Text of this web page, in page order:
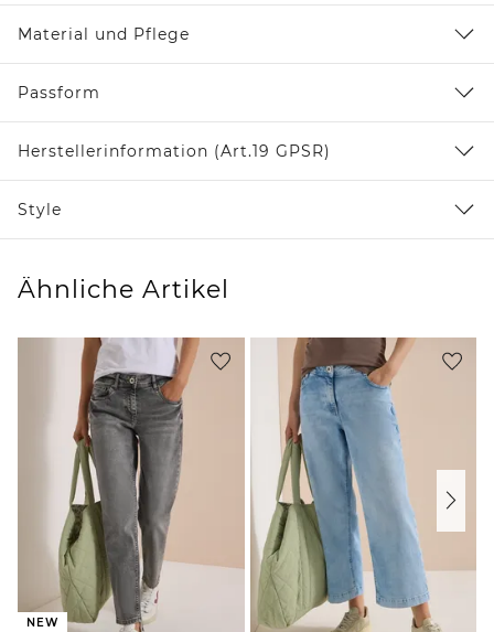
Material und Pflege
Passform
Herstellerinformation (Art.19 GPSR)
Style
Ähnliche Artikel
NEW